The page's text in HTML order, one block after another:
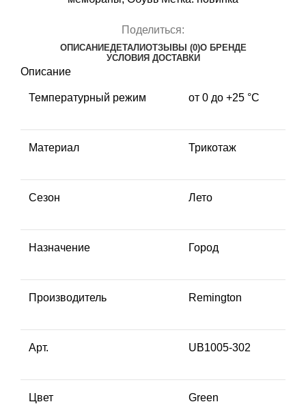
Поделиться:
ОПИСАНИЕДЕТАЛИОТЗЫВЫ (0)О БРЕНДЕ
УСЛОВИЯ ДОСТАВКИ
Описание
Температурный режим от 0 до +25 °C
Материал Трикотаж
Сезон Лето
Назначение Город
Производитель Remington
Арт. UB1005-302
Цвет Green